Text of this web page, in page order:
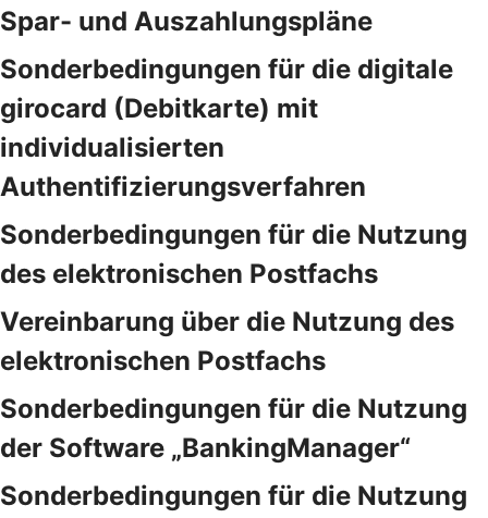
Spar- und Auszahlungspläne
Sonderbedingungen für die digitale
girocard (Debitkarte) mit
individualisierten
Authentifizierungsverfahren
Sonderbedingungen für die Nutzung
des elektronischen Postfachs
Vereinbarung über die Nutzung des
elektronischen Postfachs
Sonderbedingungen für die Nutzung
der Software „BankingManager“
Sonderbedingungen für die Nutzung